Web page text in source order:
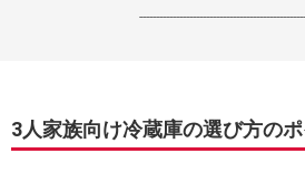
3人家族向け冷蔵庫の選び方の